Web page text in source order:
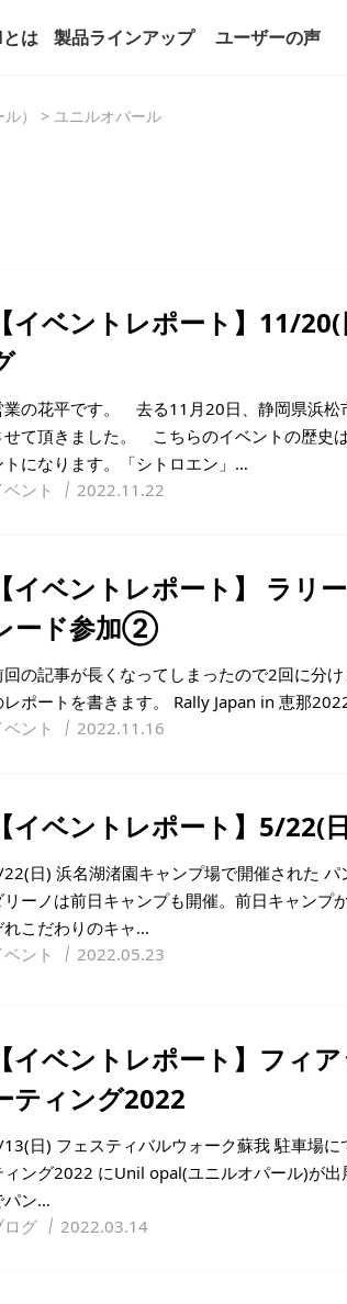
は 製品ラインアップ ユーザーの声
） > ユニルオパール
イベントレポート】11/
業の花平です。 去る11月20日、静岡県浜松
せて頂きました。 こちらのイベントの歴史
トになります。「シトロエン」…
ント
2022.11.22
イベントレポート】 ラリ
ード参加②
回の記事が長くなってしまったので2回に分
レポートを書きます。 Rally Japan in 恵那
ント
2022.11.16
イベントレポート】5/22(
日) 浜名湖渚園キャンプ場で開催された
リーノは前日キャンプも開催。前日キャンプ
れこだわりのキャ…
ント
2022.05.23
イベントレポート】フィ
ティング2022
日) フェスティバルウォーク蘇我 駐車場
ィング2022 にUnil opal(ユニルオパール)が
パン…
ログ
2022.03.14